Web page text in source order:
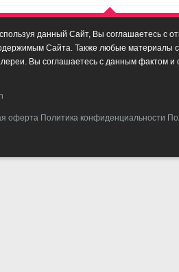
данный Сайт, Вы соглашаетесь с
Сайта. Также любые материалы
Вы соглашаетесь с данным фактом
оферта Политика конфиденциальности